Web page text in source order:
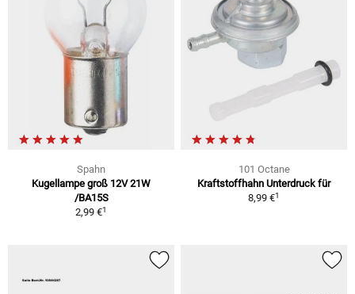
Spahn
Kugellampe groß 12V 21W
/BA15S
2,99 €1
101 Octane
Kraftstoffhahn Unterdruck für
8,99 €1